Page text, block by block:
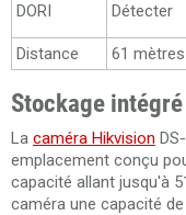
DORI Détecter
Distance 61 mètres
Stockage intégré
La caméra Hikvision
emplacement conçu
capacité allant jusqu'à
caméra une capacité